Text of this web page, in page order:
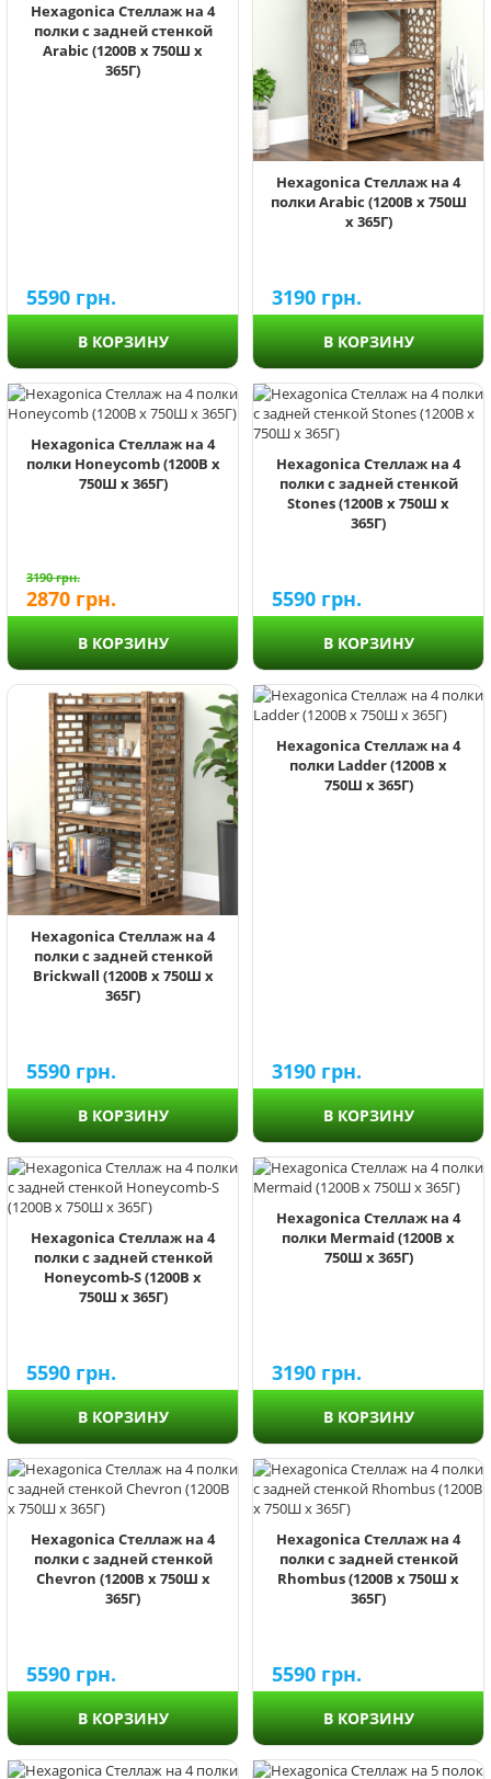
Hexagonica Стеллаж на 4
полки с задней стенкой
Arabic (1200В х 750Ш х
365Г)
5590 грн.
В КОРЗИНУ
Hexagonica Стеллаж на 4
полки Arabic (1200В х 750Ш
х 365Г)
3190 грн.
В КОРЗИНУ
Hexagonica Стеллаж на 4
полки Honeycomb (1200В х
750Ш х 365Г)
3190грн.
2870 грн.
В КОРЗИНУ
Hexagonica Стеллаж на 4
полки с задней стенкой
Stones (1200В х 750Ш х
365Г)
5590 грн.
В КОРЗИНУ
Hexagonica Стеллаж на 4
полки с задней стенкой
Brickwall (1200В х 750Ш х
365Г)
5590 грн.
В КОРЗИНУ
Hexagonica Стеллаж на 4
полки Ladder (1200В х
750Ш х 365Г)
3190 грн.
В КОРЗИНУ
Hexagonica Стеллаж на 4
полки с задней стенкой
Honeycomb-S (1200В х
750Ш х 365Г)
5590 грн.
В КОРЗИНУ
Hexagonica Стеллаж на 4
полки Mermaid (1200В х
750Ш х 365Г)
3190 грн.
В КОРЗИНУ
Hexagonica Стеллаж на 4
полки с задней стенкой
Chevron (1200В х 750Ш х
365Г)
5590 грн.
В КОРЗИНУ
Hexagonica Стеллаж на 4
полки с задней стенкой
Rhombus (1200В х 750Ш х
365Г)
5590 грн.
В КОРЗИНУ